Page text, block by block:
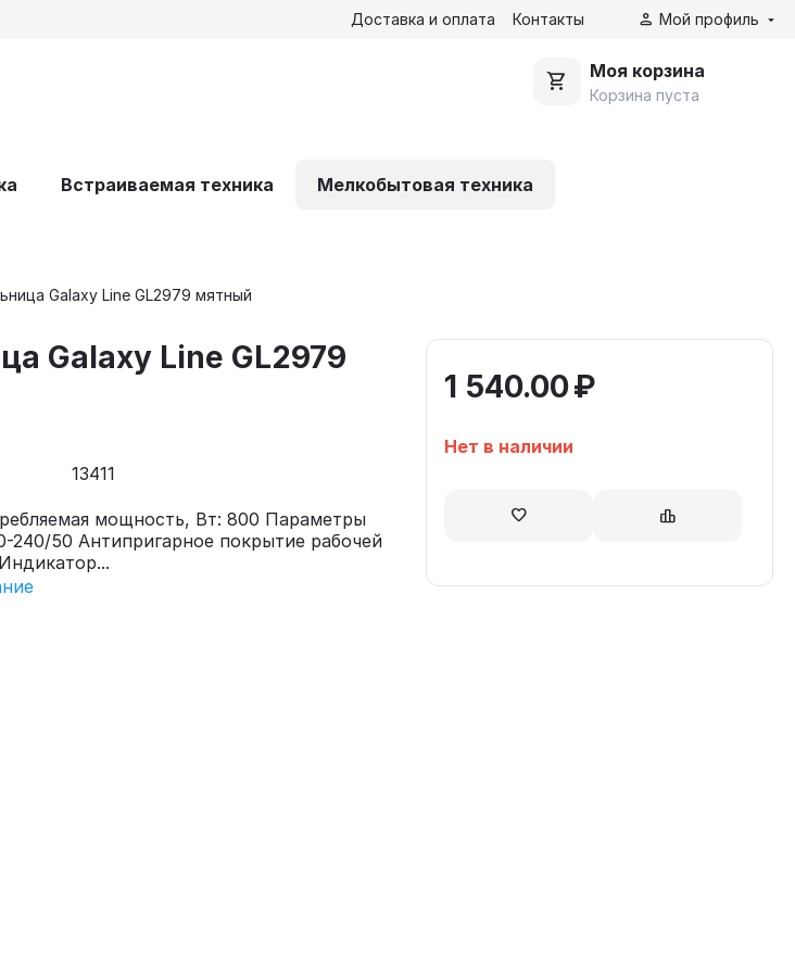
Доставка и оплата Контакты Мой профиль
Моя корзина
Корзина пуста
Встраиваемая техника Мелкобытовая техника
Galaxy Line GL2979 мятный
Galaxy Line GL2979
13411
мощность, Вт: 800 Параметры
240/50 Антипригарное покрытие рабочей
1 540.00₽
Нет в наличии